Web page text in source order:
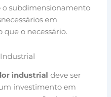
subdimensionamento
em
o necessário.
industrial deve ser
investimento em